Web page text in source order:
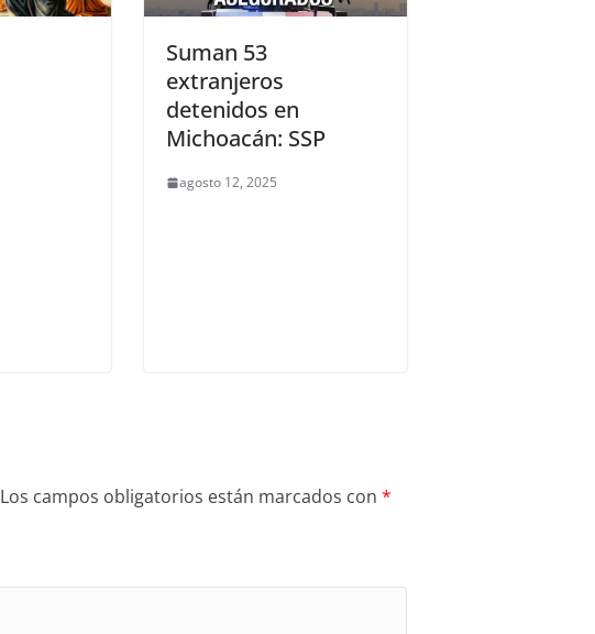
Suman 53
extranjeros
detenidos en
Michoacán: SSP
agosto 12, 2025
Los campos obligatorios están marcados con *